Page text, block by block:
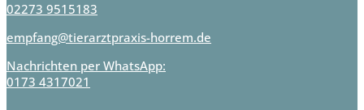
02273 9515183
empfang@tierarztpraxis-horrem.de
Nachrichten per WhatsApp:
0173 4317021